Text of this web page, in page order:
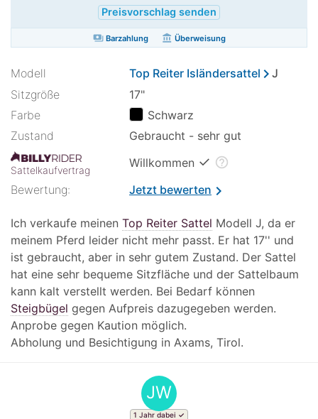
Preisvorschlag senden
paymentsBarzahlung account_balance Überweisung
Modell Top Reiter Isländersattelchevron_rightJ
Sitzgröße
17"
Farbe
Schwarz
Zustand
Gebraucht - sehr gut
Sattelkaufvertrag
Willkommen ✓ help_outline
Bewertung: Jetzt bewertenchevron_right
Ich verkaufe meinen Top Reiter Sattel Modell J, da er
meinem Pferd leider nicht mehr passt. Er hat 17'' und
ist gebraucht, aber in sehr gutem Zustand. Der Sattel
hat eine sehr bequeme Sitzfläche und der Sattelbaum
kann kalt verstellt werden. Bei Bedarf können
Steigbügel gegen Aufpreis dazugegeben werden.
Anprobe gegen Kaution möglich.
Abholung und Besichtigung in Axams, Tirol.
JW
1 Jahr dabei